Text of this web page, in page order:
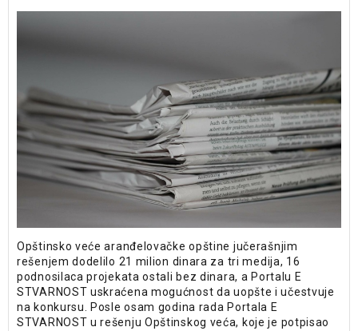
Opštinsko veće aranđelovačke opštine jučerašnjim
rešenjem dodelilo 21 milion dinara za tri medija, 16
podnosilaca projekata ostali bez dinara, a Portalu E
STVARNOST uskraćena mogućnost da uopšte i učestvuje
na konkursu. Posle osam godina rada Portala E
STVARNOST u rešenju Opštinskog veća, koje je potpisao